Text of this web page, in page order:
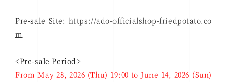
Pre-sale Site: https://ado-officialshop-friedpotato.co
m
<Pre-sale Period>
From May 28, 2026 (Thu) 19:00 to June 14, 2026 (Sun)